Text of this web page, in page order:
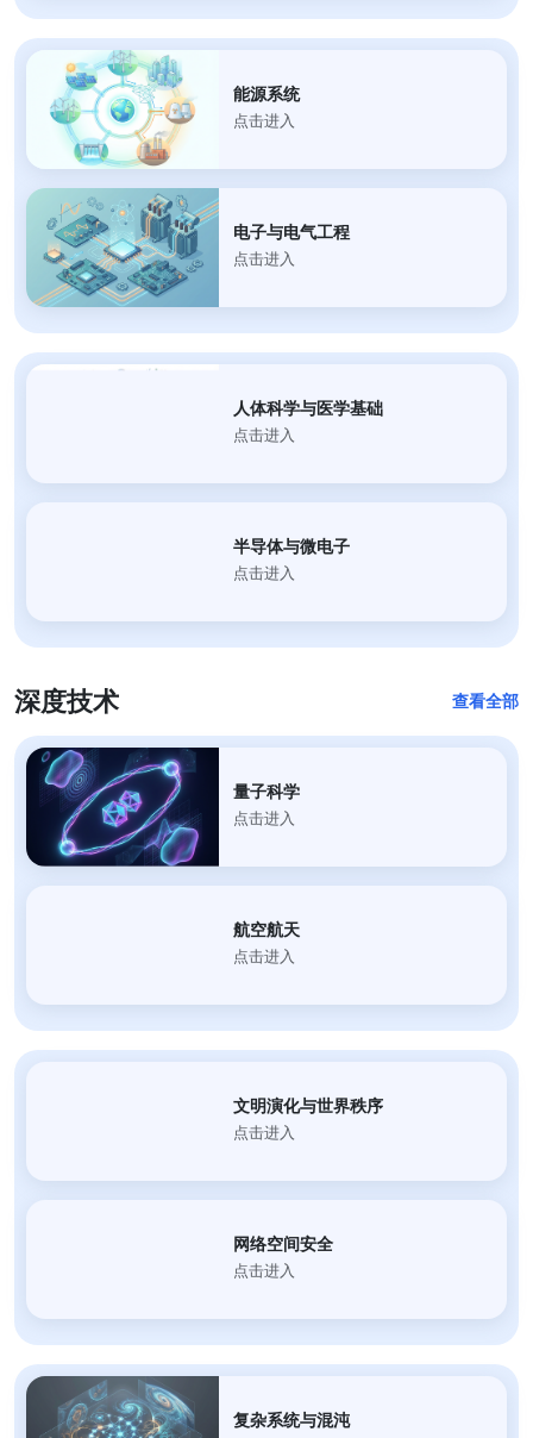
能源系统
点击进入
电子与电气工程
点击进入
人体科学与医学基础
点击进入
半导体与微电子
点击进入
深度技术 查看全部
量子科学
点击进入
航空航天
点击进入
文明演化与世界秩序
点击进入
网络空间安全
点击进入
复杂系统与混沌